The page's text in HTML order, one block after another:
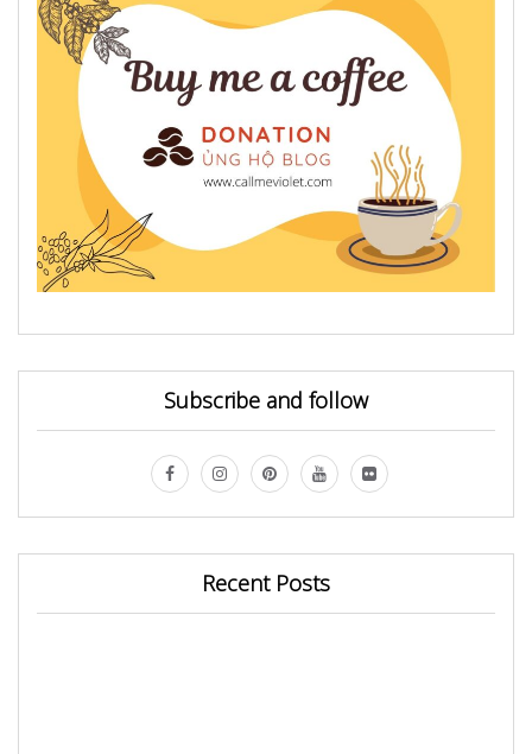
Subscribe and follow
Recent Posts